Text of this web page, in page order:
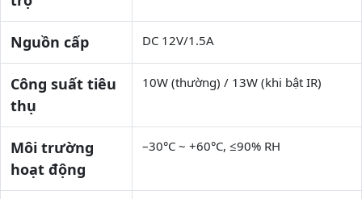
Nguồn cấp DC 12V/1.5A
Công suất tiêu
thụ
10W (thường) / 13W (khi bật IR)
Môi trường
hoạt động
–30°C ~ +60°C, ≤90% RH